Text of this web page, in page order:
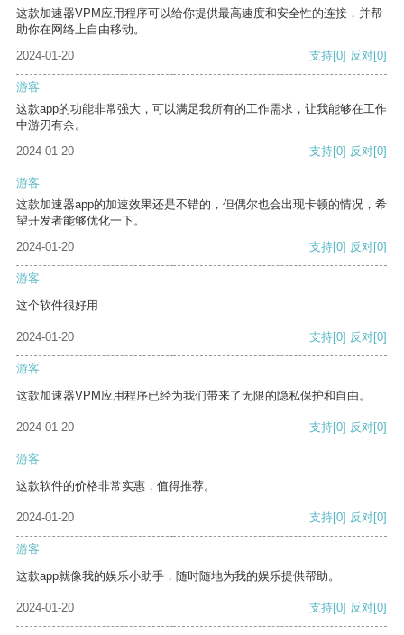
这款加速器VPM应用程序可以给你提供最高速度和安全性的连接，并帮
助你在网络上自由移动。
2024-01-20
支持[0] 反对[0]
游客
这款app的功能非常强大，可以满足我所有的工作需求，让我能够在工作
中游刃有余。
2024-01-20
支持[0] 反对[0]
游客
这款加速器app的加速效果还是不错的，但偶尔也会出现卡顿的情况，希
望开发者能够优化一下。
2024-01-20
支持[0] 反对[0]
游客
这个软件很好用
2024-01-20 支持[0] 反对[0]
游客
这款加速器VPM应用程序已经为我们带来了无限的隐私保护和自由。
2024-01-20 支持[0] 反对[0]
游客
这款软件的价格非常实惠，值得推荐。
2024-01-20 支持[0] 反对[0]
游客
这款app就像我的娱乐小助手，随时随地为我的娱乐提供帮助。
2024-01-20 支持[0] 反对[0]